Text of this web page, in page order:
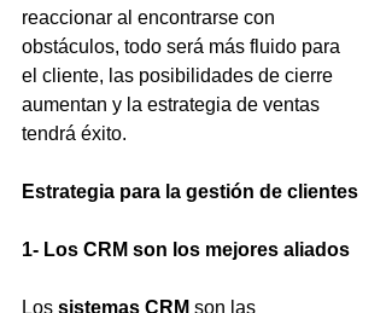
reaccionar al encontrarse con
obstáculos, todo será más fluido para
el cliente, las posibilidades de cierre
aumentan y la estrategia de ventas
tendrá éxito.
Estrategia para la gestión de clientes
1- Los CRM son los mejores aliados
Los sistemas CRM son las